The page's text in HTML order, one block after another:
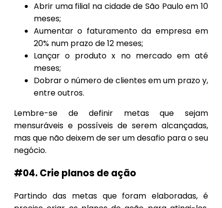
Abrir uma filial na cidade de São Paulo em 10
meses;
Aumentar o faturamento da empresa em
20% num prazo de 12 meses;
Lançar o produto x no mercado em até
meses;
Dobrar o número de clientes em um prazo y,
entre outros.
Lembre-se de definir metas que sejam
mensuráveis e possíveis de serem alcançadas,
mas que não deixem de ser um desafio para o seu
negócio.
#04. Crie planos de ação
Partindo das metas que foram elaboradas, é